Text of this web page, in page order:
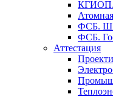
КГИОП.
ФСБ.
ФСБ.
Аттестация